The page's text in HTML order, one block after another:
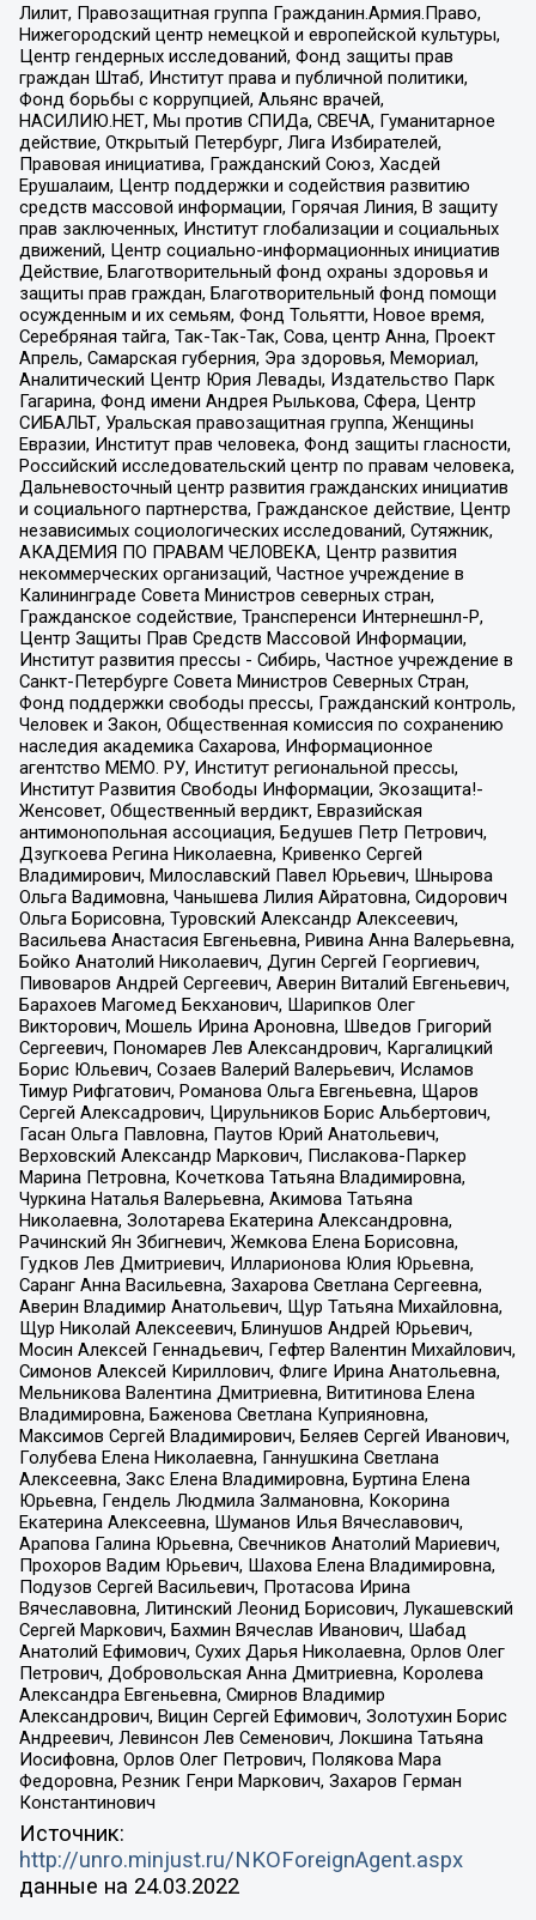
Лилит, Правозащитная группа Гражданин.Армия.Право,
Нижегородский центр немецкой и европейской культуры,
Центр гендерных исследований, Фонд защиты прав
граждан Штаб, Институт права и публичной политики,
Фонд борьбы с коррупцией, Альянс врачей,
НАСИЛИЮ.НЕТ, Мы против СПИДа, СВЕЧА, Гуманитарное
действие, Открытый Петербург, Лига Избирателей,
Правовая инициатива, Гражданский Союз, Хасдей
Ерушалаим, Центр поддержки и содействия развитию
средств массовой информации, Горячая Линия, В защиту
прав заключенных, Институт глобализации и социальных
движений, Центр социально-информационных инициатив
Действие, Благотворительный фонд охраны здоровья и
защиты прав граждан, Благотворительный фонд помощи
осужденным и их семьям, Фонд Тольятти, Новое время,
Серебряная тайга, Так-Так-Так, Сова, центр Анна, Проект
Апрель, Самарская губерния, Эра здоровья, Мемориал,
Аналитический Центр Юрия Левады, Издательство Парк
Гагарина, Фонд имени Андрея Рылькова, Сфера, Центр
СИБАЛЬТ, Уральская правозащитная группа, Женщины
Евразии, Институт прав человека, Фонд защиты гласности,
Российский исследовательский центр по правам человека,
Дальневосточный центр развития гражданских инициатив
и социального партнерства, Гражданское действие, Центр
независимых социологических исследований, Сутяжник,
АКАДЕМИЯ ПО ПРАВАМ ЧЕЛОВЕКА, Центр развития
некоммерческих организаций, Частное учреждение в
Калининграде Совета Министров северных стран,
Гражданское содействие, Трансперенси Интернешнл-Р,
Центр Защиты Прав Средств Массовой Информации,
Институт развития прессы - Сибирь, Частное учреждение в
Санкт-Петербурге Совета Министров Северных Стран,
Фонд поддержки свободы прессы, Гражданский контроль,
Человек и Закон, Общественная комиссия по сохранению
наследия академика Сахарова, Информационное
агентство МЕМО. РУ, Институт региональной прессы,
Институт Развития Свободы Информации, Экозащита!-
Женсовет, Общественный вердикт, Евразийская
антимонопольная ассоциация, Бедушев Петр Петрович,
Дзугкоева Регина Николаевна, Кривенко Сергей
Владимирович, Милославский Павел Юрьевич, Шнырова
Ольга Вадимовна, Чанышева Лилия Айратовна, Сидорович
Ольга Борисовна, Туровский Александр Алексеевич,
Васильева Анастасия Евгеньевна, Ривина Анна Валерьевна,
Бойко Анатолий Николаевич, Дугин Сергей Георгиевич,
Пивоваров Андрей Сергеевич, Аверин Виталий Евгеньевич,
Барахоев Магомед Бекханович, Шарипков Олег
Викторович, Мошель Ирина Ароновна, Шведов Григорий
Сергеевич, Пономарев Лев Александрович, Каргалицкий
Борис Юльевич, Созаев Валерий Валерьевич, Исламов
Тимур Рифгатович, Романова Ольга Евгеньевна, Щаров
Сергей Алексадрович, Цирульников Борис Альбертович,
Гасан Ольга Павловна, Паутов Юрий Анатольевич,
Верховский Александр Маркович, Пислакова-Паркер
Марина Петровна, Кочеткова Татьяна Владимировна,
Чуркина Наталья Валерьевна, Акимова Татьяна
Николаевна, Золотарева Екатерина Александровна,
Рачинский Ян Збигневич, Жемкова Елена Борисовна,
Гудков Лев Дмитриевич, Илларионова Юлия Юрьевна,
Саранг Анна Васильевна, Захарова Светлана Сергеевна,
Аверин Владимир Анатольевич, Щур Татьяна Михайловна,
Щур Николай Алексеевич, Блинушов Андрей Юрьевич,
Мосин Алексей Геннадьевич, Гефтер Валентин Михайлович,
Симонов Алексей Кириллович, Флиге Ирина Анатольевна,
Мельникова Валентина Дмитриевна, Вититинова Елена
Владимировна, Баженова Светлана Куприяновна,
Максимов Сергей Владимирович, Беляев Сергей Иванович,
Голубева Елена Николаевна, Ганнушкина Светлана
Алексеевна, Закс Елена Владимировна, Буртина Елена
Юрьевна, Гендель Людмила Залмановна, Кокорина
Екатерина Алексеевна, Шуманов Илья Вячеславович,
Арапова Галина Юрьевна, Свечников Анатолий Мариевич,
Прохоров Вадим Юрьевич, Шахова Елена Владимировна,
Подузов Сергей Васильевич, Протасова Ирина
Вячеславовна, Литинский Леонид Борисович, Лукашевский
Сергей Маркович, Бахмин Вячеслав Иванович, Шабад
Анатолий Ефимович, Сухих Дарья Николаевна, Орлов Олег
Петрович, Добровольская Анна Дмитриевна, Королева
Александра Евгеньевна, Смирнов Владимир
Александрович, Вицин Сергей Ефимович, Золотухин Борис
Андреевич, Левинсон Лев Семенович, Локшина Татьяна
Иосифовна, Орлов Олег Петрович, Полякова Мара
Федоровна, Резник Генри Маркович, Захаров Герман
Константинович
Источник:
http://unro.minjust.ru/NKOForeignAgent.aspx
данные на 24.03.2022